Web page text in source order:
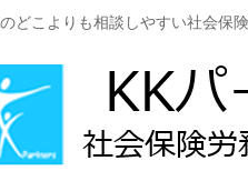
どこよりも相談しやすい社会保